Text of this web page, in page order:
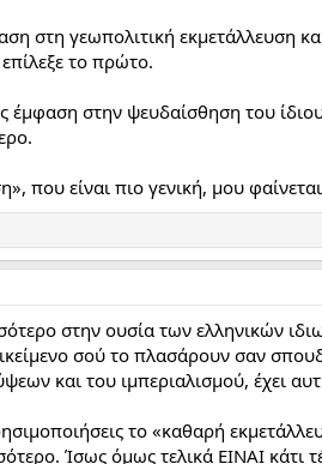
στη γεωπολιτική εκμετάλλευση
το πρώτο.
έμφαση στην ψευδαίσθηση του
που είναι πιο γενική, μου φαίνεται
στην ουσία των ελληνικών
σού το πλασάρουν σαν
και του ιμπεριαλισμού, έχει
το «καθαρή
Ίσως όμως τελικά ΕΙΝΑΙ κάτι